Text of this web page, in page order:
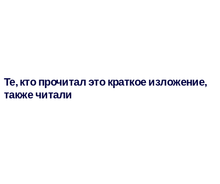
Те, кто прочитал это краткое изложение,
также читали